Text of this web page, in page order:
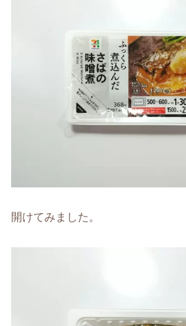
開けてみました。